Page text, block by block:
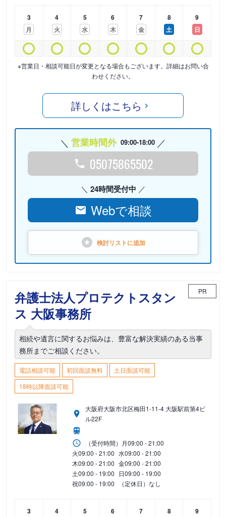
3
月
4
火
5
水
6
木
7
金
8
土
9
日
※営業日・相談可能日が変更となる場合もございます。詳細はお問い合
わせください。
詳しくはこちら
営業時間外 09:00-18:00
05075865502
24時間受付中
Webで相談
検討リストに追加
弁護士法人プロテクトスタン
ス 大阪事務所
PR
相続や遺言に関するお悩みは、豊富な解決実績のある当事
務所までご相談ください。
電話相談可能 初回面談無料
土日面談可能
18時以降面談可能
大阪府大阪市北区梅田1-11-4 大阪駅前第4ビ
ル22F
（受付時間） 月09:00 - 21:00
火09:00 - 21:00 水09:00 - 21:00
木09:00 - 21:00 金09:00 - 21:00
土09:00 - 19:00 日09:00 - 19:00
祝09:00 - 19:00 （定休日）なし
3
4
5
6
7
8
9